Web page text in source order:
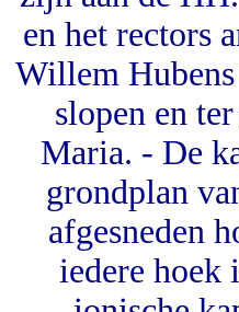
en het rectors
Willem
slopen en
Maria. - De
grondplan
afgesneden
iedere hoek